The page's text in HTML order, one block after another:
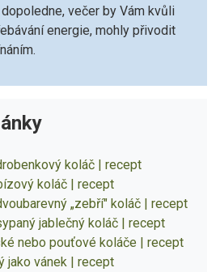
večer by Vám kvůli
energie, mohly přivodit
koláč | recept
koláč | recept
„zebří" koláč | recept
jablečný koláč | recept
nebo pouťové koláče | recept
jako vánek | recept